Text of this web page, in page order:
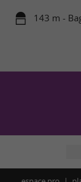
143 m -